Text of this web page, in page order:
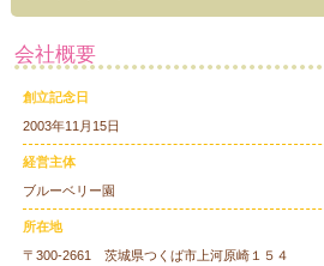
会社概要
創立記念日
2003年11月15日
経営主体
ブルーベリー園
所在地
〒300-2661 茨城県つくば市上河原崎１５４